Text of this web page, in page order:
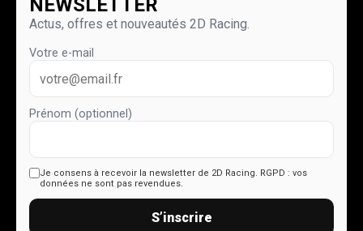
NEWSLETTER
Actus, offres et nouveautés 2D Racing.
Votre e-mail
Prénom (optionnel)
Je consens à recevoir la newsletter de 2D Racing. RGPD : vos
données ne sont pas revendues.
S’inscrire